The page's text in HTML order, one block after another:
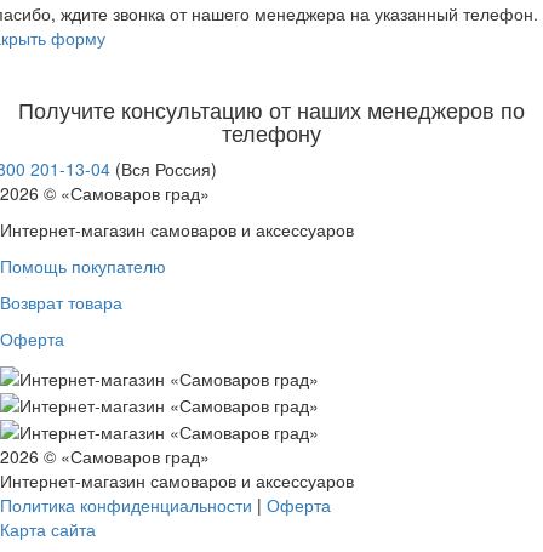
ждите звонка от нашего менеджера на указанный телефон.
форму
Получите консультацию от наших менеджеров по
телефону
201-13-04 (Вся Россия)
2026 © «Самоваров град»
Интернет-магазин самоваров и аксессуаров
Помощь покупателю
Возврат товара
Оферта
2026 © «Самоваров град»
Интернет-магазин самоваров и аксессуаров
Политика конфиденциальности | Оферта
Карта сайта